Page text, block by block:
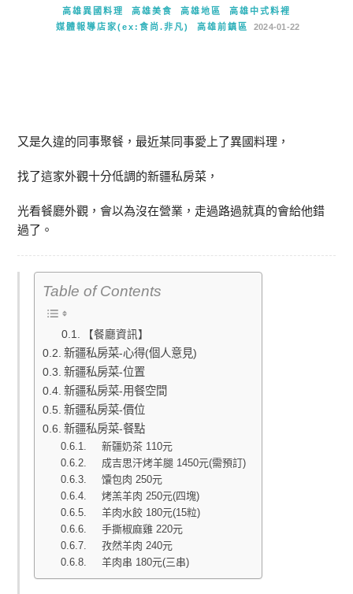
高雄異國料理 高雄美食 高雄地區
高雄中式料裡
媒體報導店家(ex:食尚.非凡)
高雄前鎮區 2024-01-22
又是久違的同事聚餐，最近某同事愛上了異國料理，
找了這家外觀十分低調的新疆私房菜，
光看餐廳外觀，會以為沒在營業，走過路過就真的會給他錯
過了。
Table of Contents
【餐廳資訊】
新疆私房菜-心得(個人意見)
新疆私房菜-位置
新疆私房菜-用餐空間
新疆私房菜-價位
新疆私房菜-餐點
新疆奶茶 110元
成吉思汗烤羊腿 1450元(需預訂)
馕包肉 250元
烤羔羊肉 250元(四塊)
羊肉水餃 180元(15粒)
手撕椒麻雞 220元
孜然羊肉 240元
羊肉串 180元(三串)